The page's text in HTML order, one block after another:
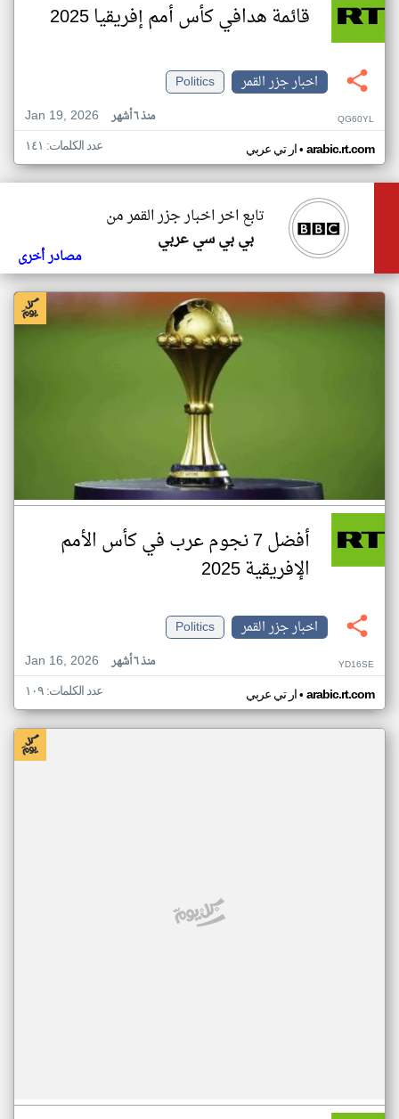
قائمة هدافي كأس أمم إفريقيا 2025
اخبار جزر القمر
Politics
Jan 19, 2026
منذ ٦ أشهر QG60YL
ار تي عربي• arabic.rt.com عدد الكلمات: ١٤١
تابع اخر اخبار جزر القمر من
بي بي سي عربي
مصادر أخرى
أفضل 7 نجوم عرب في كأس الأمم
الإفريقية 2025
اخبار جزر القمر
Politics
Jan 16, 2026
منذ ٦ أشهر YD16SE
ار تي عربي• arabic.rt.com عدد الكلمات: ١٠٩